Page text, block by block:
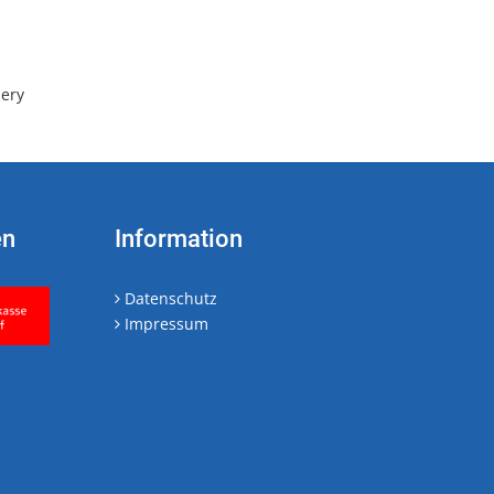
Information
Datenschutz
Impressum